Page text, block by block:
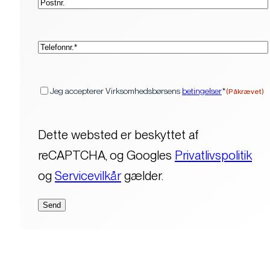
Telefon*
Jeg accepterer Virksomhedsbørsens betingelser*(Påkrævet)
Dette websted er beskyttet af
reCAPTCHA, og Googles Privatlivspolitik
og Servicevilkårgælder.